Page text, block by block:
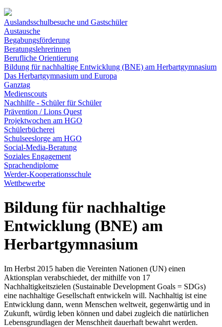
Auslandsschulbesuche und Gastschüler
Austausche
Begabungsförderung
Beratungslehrerinnen
Berufliche Orientierung
Bildung für nachhaltige Entwicklung (BNE) am Herbartgymnasium
Das Herbartgymnasium und Europa
Ganztag
Medienscouts
Nachhilfe - Schüler für Schüler
Prävention / Lions Quest
Projektwochen am HGO
Schülerbücherei
Schulseeslorge am HGO
Social-Media-Beratung
Soziales Engagement
Sprachendiplome
Werder-Kooperationsschule
Wettbewerbe
Bildung für nachhaltige
Entwicklung (BNE) am
Herbartgymnasium
Im Herbst 2015 haben die Vereinten Nationen (UN) einen
Aktionsplan verabschiedet, der mithilfe von 17
Nachhaltigkeitszielen (Sustainable Development Goals = SDGs)
eine nachhaltige Gesellschaft entwickeln will. Nachhaltig ist eine
Entwicklung dann, wenn Menschen weltweit, gegenwärtig und in
Zukunft, würdig leben können und dabei zugleich die natürlichen
Lebensgrundlagen der Menschheit dauerhaft bewahrt werden.